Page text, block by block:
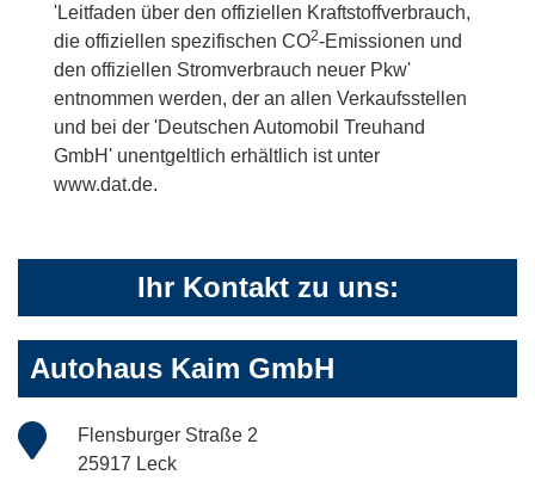
'Leitfaden über den offiziellen Kraftstoffverbrauch,
die offiziellen spezifischen CO2-Emissionen und
den offiziellen Stromverbrauch neuer Pkw'
entnommen werden, der an allen Verkaufsstellen
und bei der 'Deutschen Automobil Treuhand
GmbH' unentgeltlich erhältlich ist unter
www.dat.de.
Ihr Kontakt zu uns:
Autohaus Kaim GmbH
Flensburger Straße 2
25917 Leck